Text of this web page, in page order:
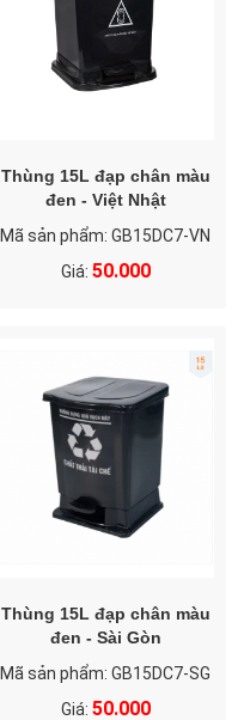
Thùng 15L đạp chân màu
đen - Việt Nhật
Mã sản phẩm: GB15DC7-VN
Giá: 50.000
Thùng 15L đạp chân màu
đen - Sài Gòn
Mã sản phẩm: GB15DC7-SG
Giá: 50.000